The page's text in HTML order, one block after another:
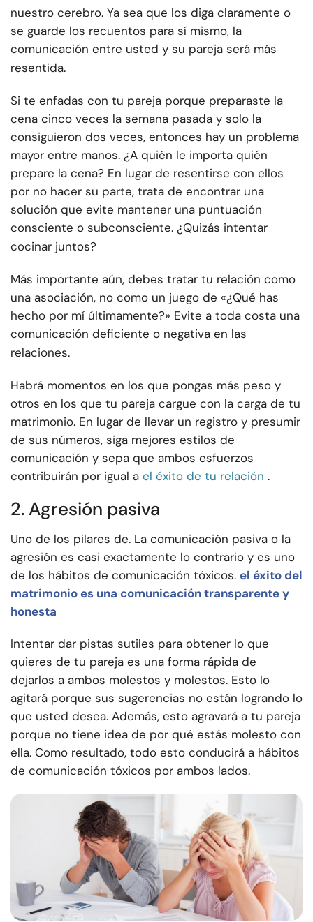
nuestro cerebro. Ya sea que los diga claramente o
se guarde los recuentos para sí mismo, la
comunicación entre usted y su pareja será más
resentida.
Si te enfadas con tu pareja porque preparaste la
cena cinco veces la semana pasada y solo la
consiguieron dos veces, entonces hay un problema
mayor entre manos. ¿A quién le importa quién
prepare la cena? En lugar de resentirse con ellos
por no hacer su parte, trata de encontrar una
solución que evite mantener una puntuación
consciente o subconsciente. ¿Quizás intentar
cocinar juntos?
Más importante aún, debes tratar tu relación como
una asociación, no como un juego de «¿Qué has
hecho por mí últimamente?» Evite a toda costa una
comunicación deficiente o negativa en las
relaciones.
Habrá momentos en los que pongas más peso y
otros en los que tu pareja cargue con la carga de tu
matrimonio. En lugar de llevar un registro y presumir
de sus números, siga mejores estilos de
comunicación y sepa que ambos esfuerzos
contribuirán por igual a el éxito de tu relación .
2. Agresión pasiva
Uno de los pilares de. La comunicación pasiva o la
agresión es casi exactamente lo contrario y es uno
de los hábitos de comunicación tóxicos. el éxito del
matrimonio es una comunicación transparente y
honesta
Intentar dar pistas sutiles para obtener lo que
quieres de tu pareja es una forma rápida de
dejarlos a ambos molestos y molestos. Esto lo
agitará porque sus sugerencias no están logrando lo
que usted desea. Además, esto agravará a tu pareja
porque no tiene idea de por qué estás molesto con
ella. Como resultado, todo esto conducirá a hábitos
de comunicación tóxicos por ambos lados.